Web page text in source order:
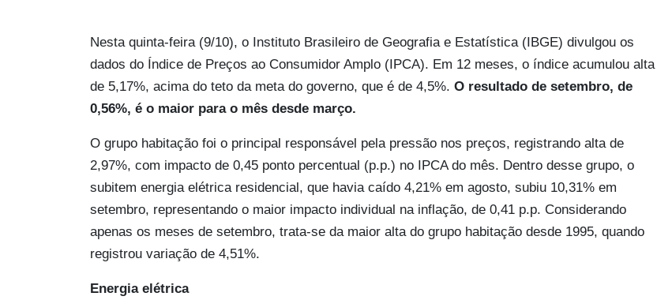
Nesta quinta-feira (9/10), o Instituto Brasileiro de Geografia e Estatística (IBGE) divulgou os
dados do Índice de Preços ao Consumidor Amplo (IPCA). Em 12 meses, o índice acumulou alta
de 5,17%, acima do teto da meta do governo, que é de 4,5%. O resultado de setembro, de
0,56%, é o maior para o mês desde março.
O grupo habitação foi o principal responsável pela pressão nos preços, registrando alta de
2,97%, com impacto de 0,45 ponto percentual (p.p.) no IPCA do mês. Dentro desse grupo, o
subitem energia elétrica residencial, que havia caído 4,21% em agosto, subiu 10,31% em
setembro, representando o maior impacto individual na inflação, de 0,41 p.p. Considerando
apenas os meses de setembro, trata-se da maior alta do grupo habitação desde 1995, quando
registrou variação de 4,51%.
Energia elétrica